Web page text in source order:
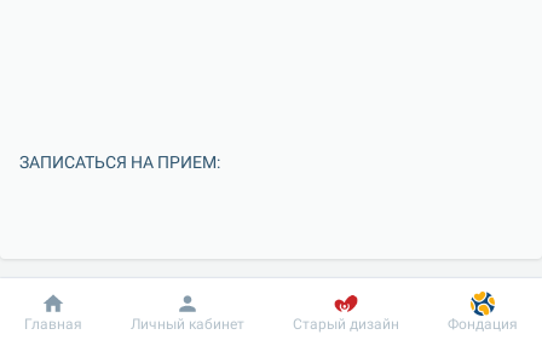
ЗАПИСАТЬСЯ НА ПРИЕМ:
Добробут Информация Пациенту
Главная Личный кабинет Старый дизайн Фондация